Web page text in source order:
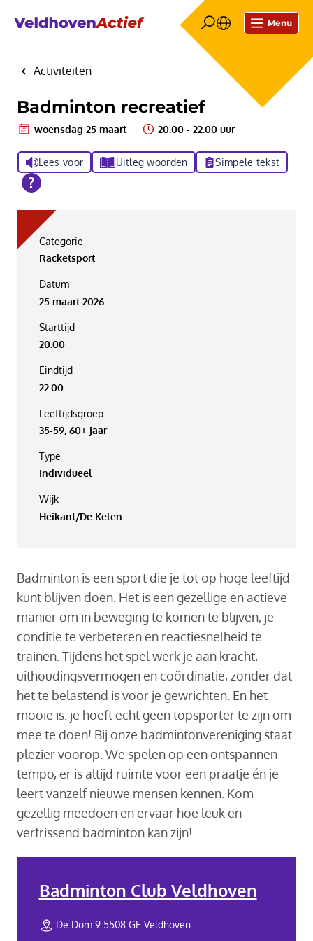
Menu
HomeActiviteiten
Badminton recreatief
woensdag 25 maart 20.00 - 22.00 uur
Lees voor Uitleg woorden Simpele tekst
Categorie
Racketsport
Datum
25 maart 2026
Starttijd
20.00
Eindtijd
22.00
Leeftijdsgroep
35-59, 60+ jaar
Type
Individueel
Wijk
Heikant/De Kelen
Badminton is een sport die je tot op hoge leeftijd
kunt blijven doen. Het is een gezellige en actieve
manier om in beweging te komen te blijven, je
conditie te verbeteren en reactiesnelheid te
trainen. Tijdens het spel werk je aan kracht,
uithoudingsvermogen en coördinatie, zonder dat
het te belastend is voor je gewrichten. En het
mooie is: je hoeft echt geen topsporter te zijn om
mee te doen! Bij onze badmintonvereniging staat
plezier voorop. We spelen op een ontspannen
tempo, er is altijd ruimte voor een praatje én je
leert vanzelf nieuwe mensen kennen. Kom
gezellig meedoen en ervaar hoe leuk en
verfrissend badminton kan zijn!
Badminton Club Veldhoven
De Dom 9 5508 GE Veldhoven